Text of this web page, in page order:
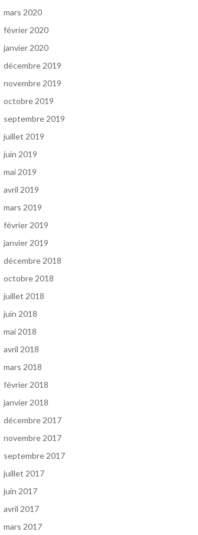
mars 2020
février 2020
janvier 2020
décembre 2019
novembre 2019
octobre 2019
septembre 2019
juillet 2019
juin 2019
mai 2019
avril 2019
mars 2019
février 2019
janvier 2019
décembre 2018
octobre 2018
juillet 2018
juin 2018
mai 2018
avril 2018
mars 2018
février 2018
janvier 2018
décembre 2017
novembre 2017
septembre 2017
juillet 2017
juin 2017
avril 2017
mars 2017